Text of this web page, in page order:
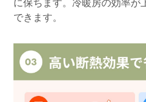
に保ちます。冷暖房の効率が
できます。